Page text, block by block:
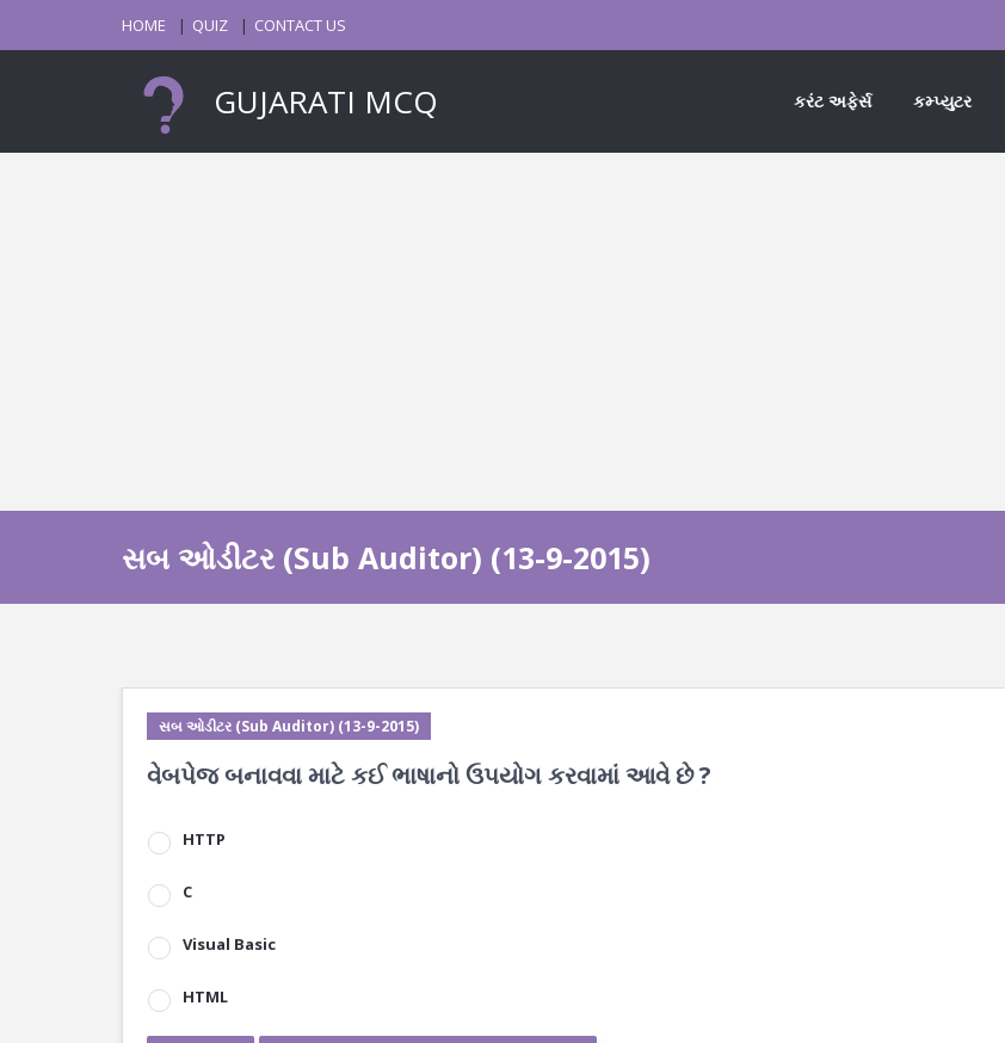
HOME QUIZ CONTACT US
GUJARATI MCQ કરંટ અફેર્સ કમ્પ્યુટર
સબ ઓડીટર (Sub Auditor) (13-9-2015)
સબ ઓડીટર (Sub Auditor) (13-9-2015)
વેબપેજ બનાવવા માટે કઈ ભાષાનો ઉપયોગ કરવામાં આવે છે ?
HTTP
C
Visual Basic
HTML